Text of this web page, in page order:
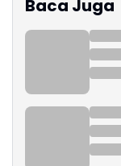
Baca Juga